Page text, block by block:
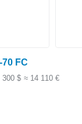
FC
300 $ ≈ 14 110 €